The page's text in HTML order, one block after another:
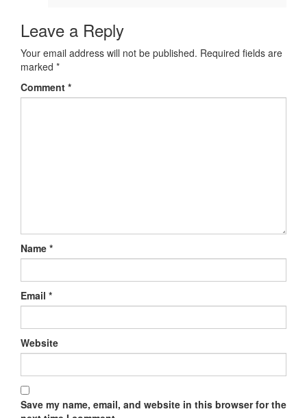
Leave a Reply
Your email address will not be published. Required fields are
marked *
Comment *
Name *
Email *
Website
Save my name, email, and website in this browser for the